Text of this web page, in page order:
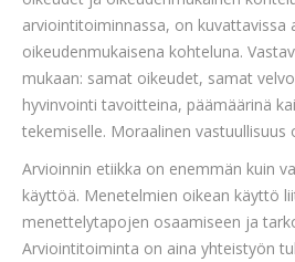
arviointitoiminnassa, on kuvattavissa
oikeudenmukaisena kohteluna.
mukaan: samat oikeudet, samat
hyvinvointi tavoitteina, päämäärinä
tekemiselle. Moraalinen vastuullisuus
Arvioinnin etiikka on enemmän kuin
käyttöä. Menetelmien oikean käyttö
menettelytapojen osaamiseen ja
Arviointitoiminta on aina yhteistyön